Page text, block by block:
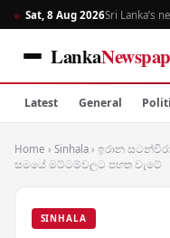
Sat, 8 Aug 2026Sri Lanka’s
Lanka
Latest General
Home › Sinhala › ඉරාන
සමයේ මට්ටම්වලට පහත වැටේ
SINHALA